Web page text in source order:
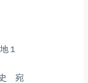
１
史 宛